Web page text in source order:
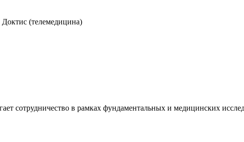
(телемедицина)
сотрудничество в рамках фундаментальных и медицинских